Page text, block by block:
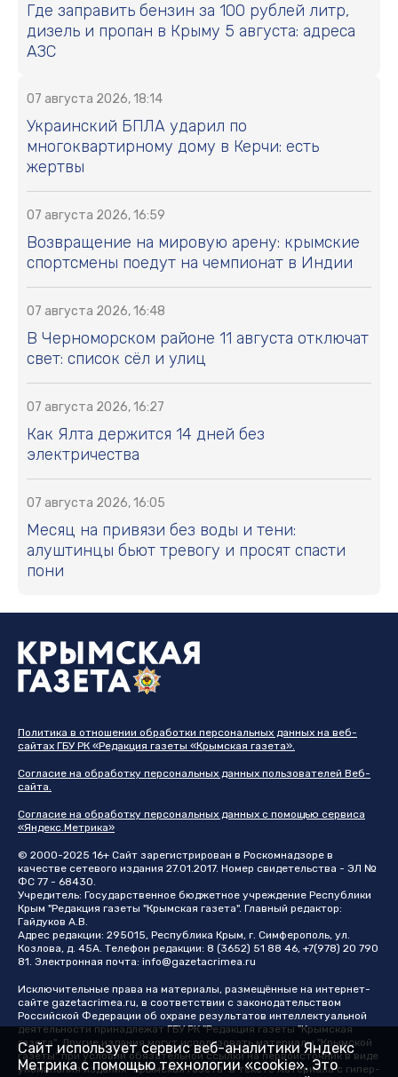
Где заправить бензин за 100 рублей литр,
дизель и пропан в Крыму 5 августа: адреса
АЗС
07 августа 2026, 18:14
Украинский БПЛА ударил по
многоквартирному дому в Керчи: есть
жертвы
07 августа 2026, 16:59
Возвращение на мировую арену: крымские
спортсмены поедут на чемпионат в Индии
07 августа 2026, 16:48
В Черноморском районе 11 августа отключат
свет: список сёл и улиц
07 августа 2026, 16:27
Как Ялта держится 14 дней без
электричества
07 августа 2026, 16:05
Месяц на привязи без воды и тени:
алуштинцы бьют тревогу и просят спасти
пони
Политика в отношении обработки персональных данных на веб-
сайтах ГБУ РК «Редакция газеты «Крымская газета».
Согласие на обработку персональных данных пользователей Веб-
сайта.
Согласие на обработку персональных данных с помощью сервиса
«Яндекс.Метрика»
© 2000-2025 16+ Сайт зарегистрирован в Роскомнадзоре в
качестве сетевого издания 27.01.2017. Номер свидетельства - ЭЛ №
ФС 77 - 68430.
Учредитель: Государственное бюджетное учреждение Республики
Крым "Редакция газеты "Крымская газета". Главный редактор:
Гайдуков А.В.
Адрес редакции: 295015, Республика Крым, г. Симферополь, ул.
Козлова, д. 45А. Телефон редакции: 8 (3652) 51 88 46, +7(978) 20 790
81. Электронная почта: info@gazetacrimea.ru
Исключительные права на материалы, размещённые на интернет-
сайте gazetacrimea.ru, в соответствии с законодательством
Российской Федерации об охране результатов интеллектуальной
деятельности принадлежат ГБУ РК "Редакция газеты "Крымская
газета". Другие издания могут использовать материалы "Крымской
газеты" при условии обязательной ссылки на первоисточник в виде
упоминания издания "Крымская газета" в тексте материала с гипер-
Сайт использует сервис веб-аналитики Яндекс
Метрика с помощью технологии «cookie». Это